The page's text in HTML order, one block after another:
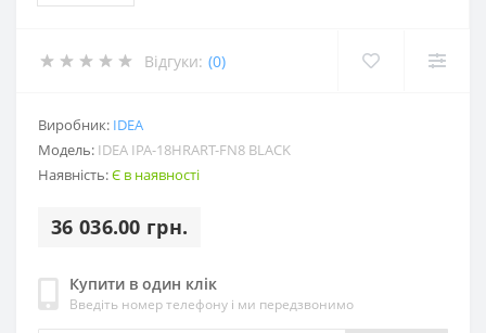
Відгуки: (0)
Виробник: IDEA
Модель: IDEA IPA-18HRART-FN8 BLACK
Наявність:Є в наявності
36 036.00 грн.
Купити в один клік
Введіть номер телефону і ми передзвонимо